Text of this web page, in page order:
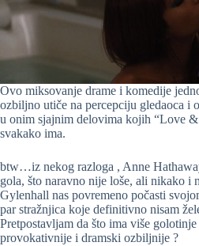
Ovo miksovanje drame i komedije
ozbiljno utiče na percepciju gledaoca i
u onim sjajnim delovima kojih “Love
svakako ima.
btw…iz nekog razloga , Anne
gola, što naravno nije loše, ali nikako i
Gylenhall nas povremeno počasti
par stražnjica koje definitivno nisam
Pretpostavljam da što ima više
provokativnije i dramski ozbiljnije ?